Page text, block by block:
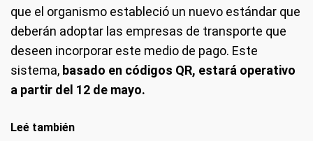
que el organismo estableció un nuevo estándar que
deberán adoptar las empresas de transporte que
deseen incorporar este medio de pago. Este
sistema, basado en códigos QR, estará operativo
a partir del 12 de mayo.
Leé también